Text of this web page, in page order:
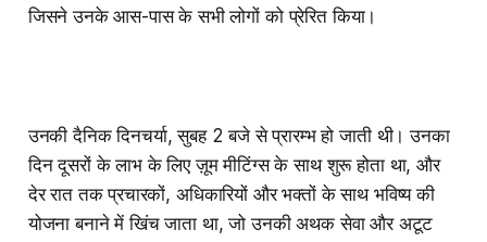
जिसने उनके आस-पास के सभी लोगों को प्रेरित किया।
उनकी दैनिक दिनचर्या, सुबह 2 बजे से प्रारम्भ हो जाती थी। उनका
दिन दूसरों के लाभ के लिए ज़ूम मीटिंग्स के साथ शुरू होता था, और
देर रात तक प्रचारकों, अधिकारियों और भक्तों के साथ भविष्य की
योजना बनाने में खिंच जाता था, जो उनकी अथक सेवा और अटूट